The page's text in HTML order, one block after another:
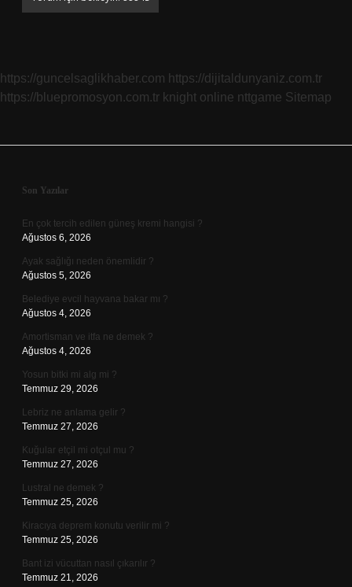
https://guncelsaglikhaber.com https://dijitaldunyaniz.com.tr
https://bluepromosyon.com.tr knight online nttgame Sitemap
Sidebar
Son Yazılar
En çok tercih edilen güneş kremi hangisi ?
Ağustos 6, 2026
Ayak sağlığı neden önemlidir ?
Ağustos 5, 2026
Belediye evcil hayvana bakar mı ?
Ağustos 4, 2026
Amortisman ve itfa ne demek ?
Ağustos 4, 2026
Yosun bitki mi alg mi ?
Temmuz 29, 2026
Lebriz ne anlama gelir ?
Temmuz 27, 2026
Kuğular etçil mi otçul mu ?
Temmuz 27, 2026
Lustral ne demek ?
Temmuz 25, 2026
Kiracıya deprem konutu verilir mi ?
Temmuz 25, 2026
Bant izi vücuttan nasıl çıkarılır ?
Temmuz 21, 2026